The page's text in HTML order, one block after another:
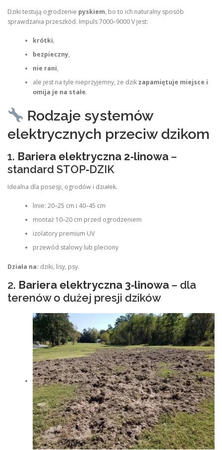
Dziki testują ogrodzenie pyskiem, bo to ich naturalny sposób
sprawdzania przeszkód. Impuls 7000–9000 V jest:
krótki,
bezpieczny,
nie rani,
ale jest na tyle nieprzyjemny, że dzik zapamiętuje miejsce i
omija je na stałe.
Rodzaje systemów
elektrycznych przeciw dzikom
1. Bariera elektryczna 2‑linowa –
standard STOP‑DZIK
Idealna dla posesji, ogrodów i działek.
linie: 20–25 cm i 40–45 cm
montaż 10–20 cm przed ogrodzeniem
izolatory premium UV
przewód stalowy lub pleciony
Działa na: dziki, lisy, psy.
2. Bariera elektryczna 3‑linowa – dla
terenów o dużej presji dzików